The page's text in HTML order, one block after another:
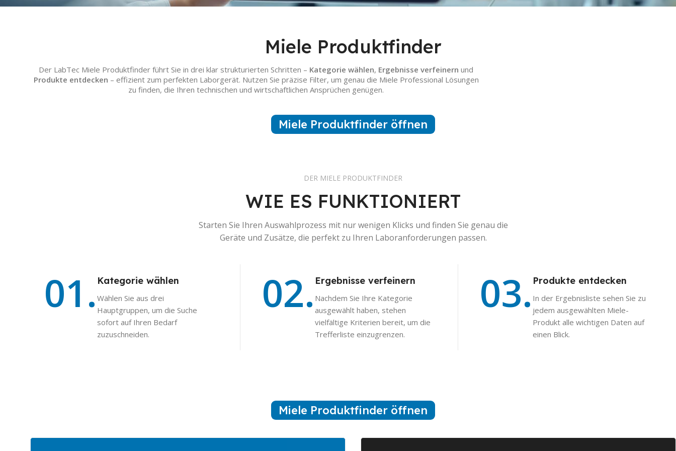
Miele Produktfinder
Der LabTec Miele Produktfinder führt Sie in drei klar strukturierten Schritten – Kategorie wählen, Ergebnisse verfeinern und
Produkte entdecken – effizient zum perfekten Laborgerät. Nutzen Sie präzise Filter, um genau die Miele Professional Lösungen
zu finden, die Ihren technischen und wirtschaftlichen Ansprüchen genügen.
Miele Produktfinder öffnen
DER MIELE PRODUKTFINDER
WIE ES FUNKTIONIERT
Starten Sie Ihren Auswahlprozess mit nur wenigen Klicks und finden Sie genau die
Geräte und Zusätze, die perfekt zu Ihren Laboranforderungen passen.
01.Kategorie wählen
Wählen Sie aus drei
Hauptgruppen, um die Suche
sofort auf Ihren Bedarf
zuzuschneiden.
02. Ergebnisse verfeinern
Nachdem Sie Ihre Kategorie
ausgewählt haben, stehen
vielfältige Kriterien bereit, um die
Trefferliste einzugrenzen.
03. Produkte entdecken
In der Ergebnisliste sehen Sie zu
jedem ausgewählten Miele-
Produkt alle wichtigen Daten auf
einen Blick.
Miele Produktfinder öffnen